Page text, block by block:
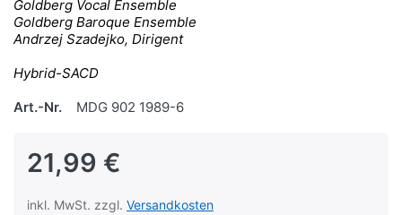
Goldberg Vocal Ensemble
Goldberg Baroque Ensemble
Andrzej Szadejko, Dirigent
Hybrid-SACD
Art.-Nr.
MDG 902 1989-6
21,99 €
inkl. MwSt. zzgl. Versandkosten